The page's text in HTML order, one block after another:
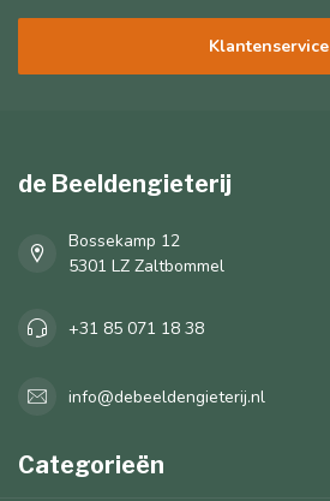
Klantenservice
de Beeldengieterij
Bossekamp 12
5301 LZ Zaltbommel
+31 85 071 18 38
info@debeeldengieterij.nl
Categorieën